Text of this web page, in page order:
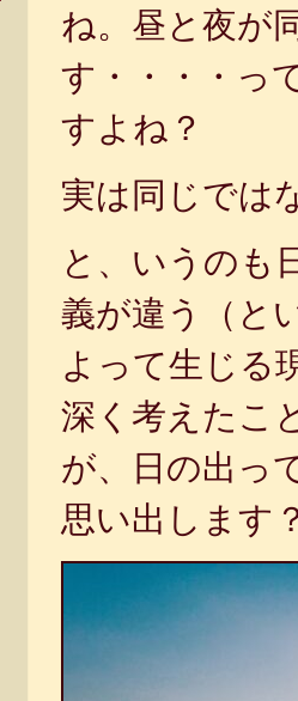
ね。昼と夜が
す・・・・っ
すよね？
実は同じでは
と、いうのも
義が違う（と
よって生じる
深く考えたこ
が、日の出っ
思い出します